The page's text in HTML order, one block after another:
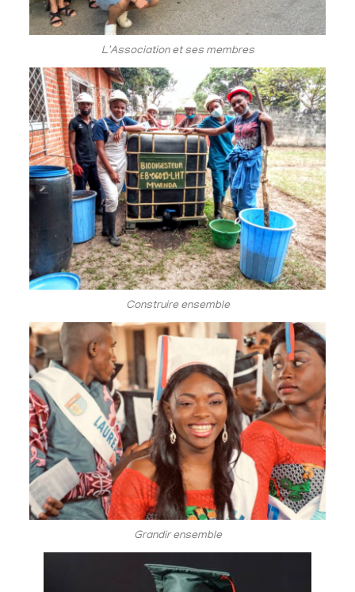
L'Association et ses membres
Construire ensemble
Grandir ensemble